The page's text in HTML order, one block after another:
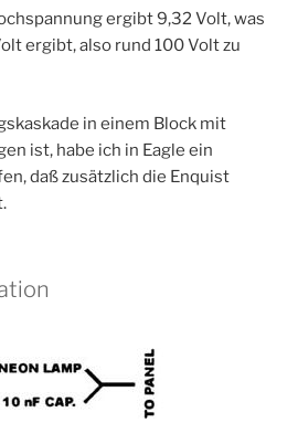
ergibt 9,32 Volt, was
ergibt, also rund 100 Volt zu
in einem Block mit
ist, habe ich in Eagle ein
daß zusätzlich die Enquist